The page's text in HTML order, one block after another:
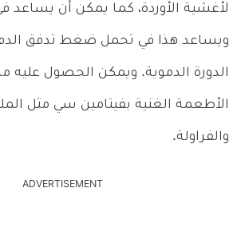
لأغشية الأوردة، كما يمكن أن يساعد
ويساعد هذا في تحمل ضغط تدفق
الدورة الدموية. ويمكن الحصول عليه
الأطعمة الغنية بفيتامين سي مثل
والفراولة.
ADVERTISEMENT